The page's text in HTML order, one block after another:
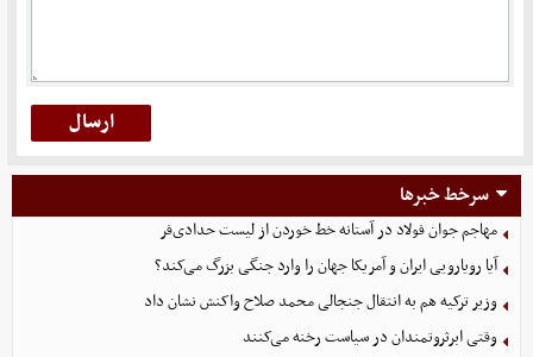
سرخط خبرها
مهاجم جوان فولاد در آستانه خط خوردن از لیست حدادی‌فر
آیا رویارویی ایران و آمریکا جهان را وارد جنگی بزرگ می‌کند؟
وزیر ترکیه هم به انتقال جنجالی محمد صلاح واکنش نشان داد
وقتی ابرثروتمندان در سیاست رخنه می‌کنند